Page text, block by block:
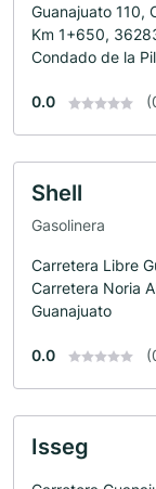
Guanajuato 110,
Km 1+650,
Condado de la
0.0
Shell
Gasolinera
Carretera Libre
Carretera Noria
Guanajuato
0.0
Isseg